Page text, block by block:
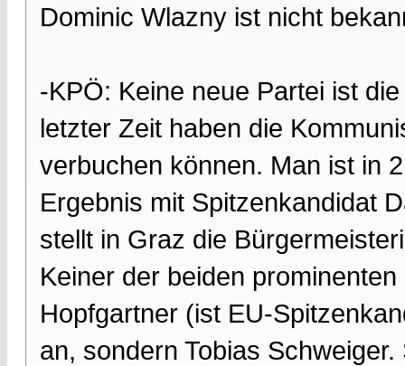
Dominic Wlazny ist nicht
-KPÖ: Keine neue Partei ist
letzter Zeit haben die
verbuchen können. Man ist in
Ergebnis mit Spitzenkandidat
stellt in Graz die
Keiner der beiden
Hopfgartner (ist EU-
an, sondern Tobias